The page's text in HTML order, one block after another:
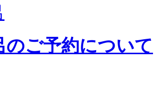
のご予約について